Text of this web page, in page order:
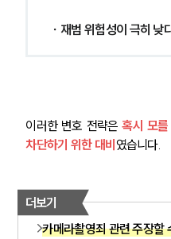
∙ 재범 위험성이 극히 낮
이러한 변호 전략은 혹시 모를
차단하기 위한 대비였습니다.
더보기
카메라촬영죄 관련 주장할